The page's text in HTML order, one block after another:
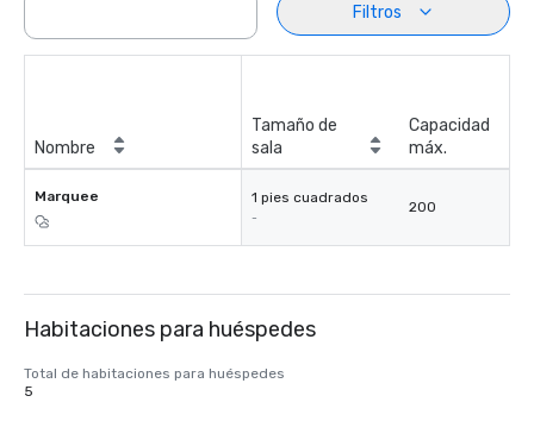
Filtros
Nombre
Tamaño de
sala
Capacidad
máx.
Marquee 1 pies cuadrados
-
200
Habitaciones para huéspedes
Total de habitaciones para huéspedes
5